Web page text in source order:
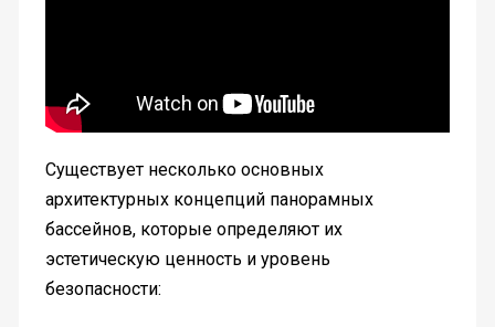
Существует несколько основных
архитектурных концепций панорамных
бассейнов, которые определяют их
эстетическую ценность и уровень
безопасности: